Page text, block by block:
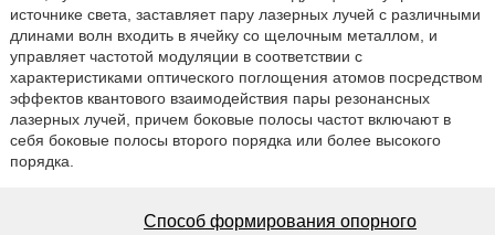
источнике света, заставляет пару лазерных лучей с различными
длинами волн входить в ячейку со щелочным металлом, и
управляет частотой модуляции в соответствии с
характеристиками оптического поглощения атомов посредством
эффектов квантового взаимодействия пары резонансных
лазерных лучей, причем боковые полосы частот включают в
себя боковые полосы второго порядка или более высокого
порядка.
Способ формирования опорного